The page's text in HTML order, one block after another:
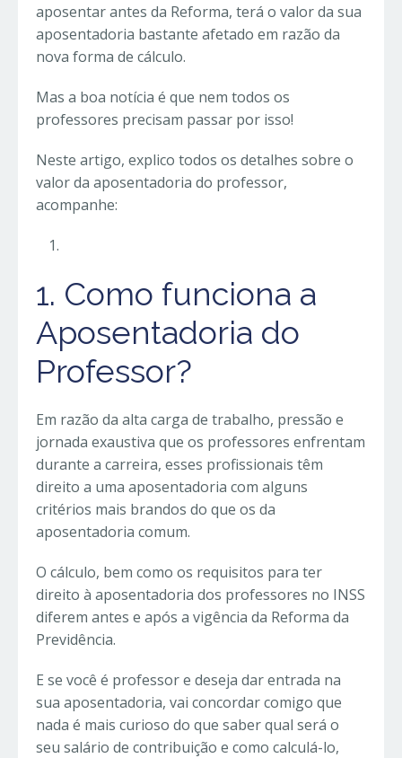
aposentar antes da Reforma, terá o valor da sua
aposentadoria bastante afetado em razão da
nova forma de cálculo.
Mas a boa notícia é que nem todos os
professores precisam passar por isso!
Neste artigo, explico todos os detalhes sobre o
valor da aposentadoria do professor,
acompanhe:
1. Como funciona a
Aposentadoria do
Professor?
Em razão da alta carga de trabalho, pressão e
jornada exaustiva que os professores enfrentam
durante a carreira, esses profissionais têm
direito a uma aposentadoria com alguns
critérios mais brandos do que os da
aposentadoria comum.
O cálculo, bem como os requisitos para ter
direito à aposentadoria dos professores no INSS
diferem antes e após a vigência da Reforma da
Previdência.
E se você é professor e deseja dar entrada na
sua aposentadoria, vai concordar comigo que
nada é mais curioso do que saber qual será o
seu salário de contribuição e como calculá-lo,